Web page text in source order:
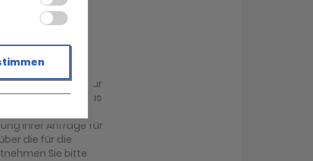
übermittelt und zur
im Haus
Ihrer
Ihrer Anfrage für
die für die
Sie bitte